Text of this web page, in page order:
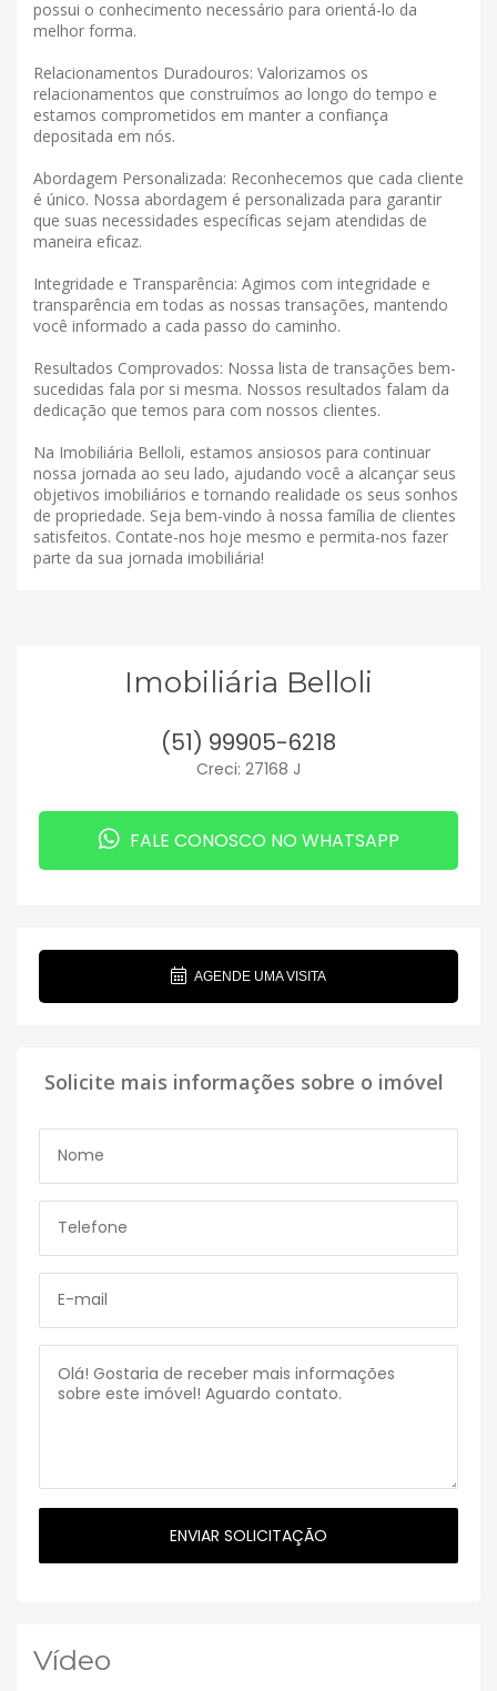
possui o conhecimento necessário para orientá-lo da
melhor forma.
Relacionamentos Duradouros: Valorizamos os
relacionamentos que construímos ao longo do tempo e
estamos comprometidos em manter a confiança
depositada em nós.
Abordagem Personalizada: Reconhecemos que cada cliente
é único. Nossa abordagem é personalizada para garantir
que suas necessidades específicas sejam atendidas de
maneira eficaz.
Integridade e Transparência: Agimos com integridade e
transparência em todas as nossas transações, mantendo
você informado a cada passo do caminho.
Resultados Comprovados: Nossa lista de transações bem-
sucedidas fala por si mesma. Nossos resultados falam da
dedicação que temos para com nossos clientes.
Na Imobiliária Belloli, estamos ansiosos para continuar
nossa jornada ao seu lado, ajudando você a alcançar seus
objetivos imobiliários e tornando realidade os seus sonhos
de propriedade. Seja bem-vindo à nossa família de clientes
satisfeitos. Contate-nos hoje mesmo e permita-nos fazer
parte da sua jornada imobiliária!
Imobiliária Belloli
(51) 99905-6218
Creci: 27168 J
FALE CONOSCO NO WHATSAPP
AGENDE UMA VISITA
Solicite mais informações sobre o imóvel
Vídeo